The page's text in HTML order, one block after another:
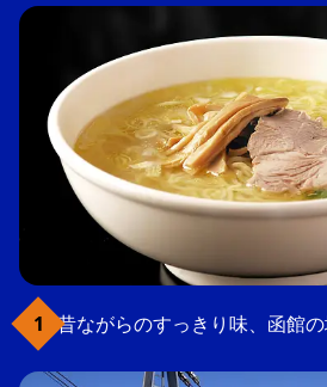
昔ながらのすっきり味、函館